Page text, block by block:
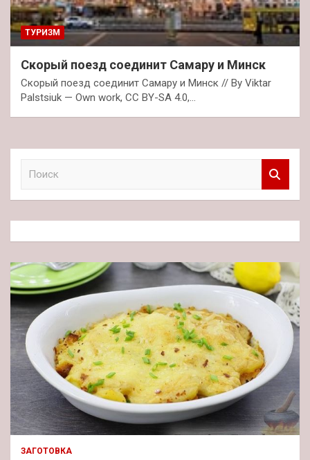
ТУРИЗМ
Скорый поезд соединит Самару и Минск
Скорый поезд соединит Самару и Минск // By Viktar
Palstsiuk — Own work, CC BY-SA 4.0,…
к
ЗАГОТОВКА